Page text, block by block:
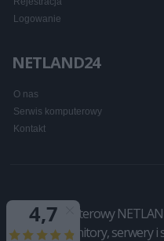
Logowanie
NETLAND24
O nas
Serwis komputerowy
Kontakt
Sklep komputerowy
drukarki, monitory, serwery i